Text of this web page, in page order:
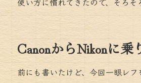
CanonからNikonに
前にも書いたけど、今回一眼レ